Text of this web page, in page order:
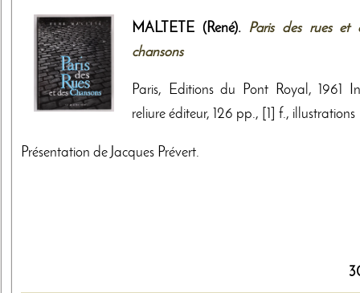
MALTETE (René). Paris des rues et
chansons
Paris, Editions du Pont Royal, 1961
reliure éditeur, 126 pp., [1] f., illustrations
Présentation de Jacques Prévert.